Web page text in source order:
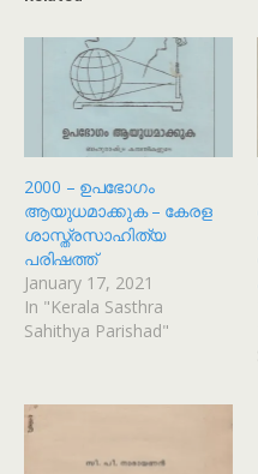
2000 – ഉപഭോഗം
ആയുധമാക്കുക – കേരള
ശാസ്ത്രസാഹിത്യ
പരിഷത്ത്
January 17, 2021
In "Kerala Sasthra
Sahithya Parishad"